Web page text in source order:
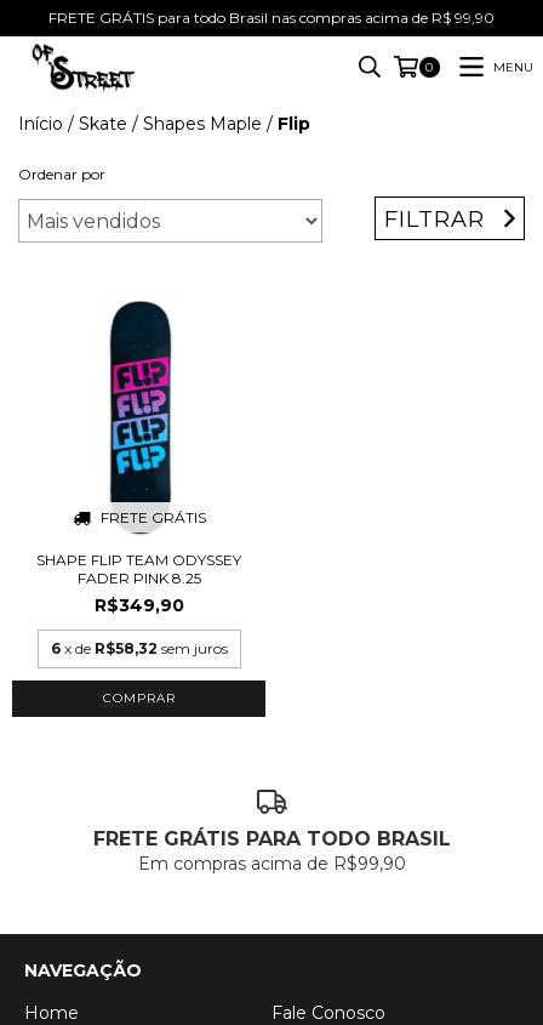
FRETE GRÁTIS para todo Brasil nas compras acima de R$ 99,90
0 MENU
Início / Skate / Shapes Maple / Flip
Ordenar por
FILTRAR
FRETE GRÁTIS
SHAPE FLIP TEAM ODYSSEY
FADER PINK 8.25
R$349,90
6 x de R$58,32 sem juros
COMPRAR
FRETE GRÁTIS PARA TODO BRASIL
Em compras acima de R$99,90
NAVEGAÇÃO
Home
Fale Conosco